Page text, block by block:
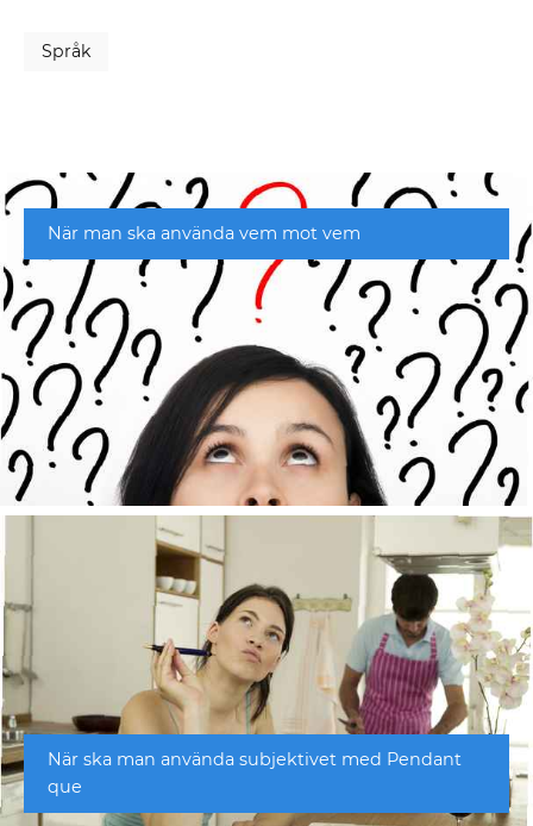
Språk
När man ska använda vem mot vem
När ska man använda subjektivet med Pendant
que